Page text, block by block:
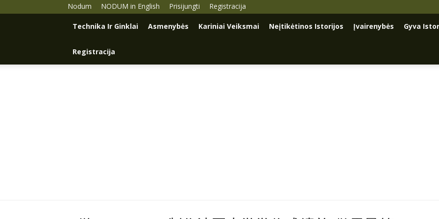
Nodum NODUM in English Prisijungti Registracija
Technika Ir Ginklai Asmenybės Kariniai Veiksmai Neįtikėtinos Istorijos Įvairenybės Gyva
Registracija